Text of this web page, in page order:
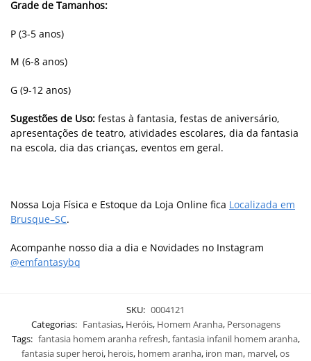
Grade de Tamanhos:
P (3-5 anos)
M (6-8 anos)
G (9-12 anos)
Sugestões de Uso: festas à fantasia, festas de aniversário,
apresentações de teatro, atividades escolares, dia da fantasia
na escola, dia das crianças, eventos em geral.
Nossa Loja Física e Estoque da Loja Online fica Localizada em
Brusque–SC.
Acompanhe nosso dia a dia e Novidades no Instagram
@emfantasybq
SKU: 0004121
Categorias: Fantasias, Heróis, Homem Aranha, Personagens
Tags: fantasia homem aranha refresh,fantasia infanil homem aranha,
fantasia super heroi, herois, homem aranha, iron man, marvel,os